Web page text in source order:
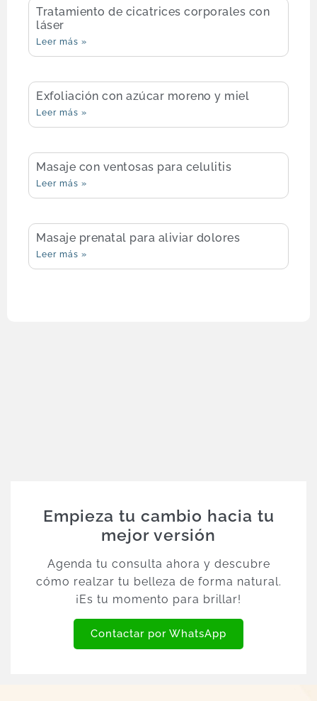
Tratamiento de cicatrices corporales con
láser
Leer más »
Exfoliación con azúcar moreno y miel
Leer más »
Masaje con ventosas para celulitis
Leer más »
Masaje prenatal para aliviar dolores
Leer más »
Empieza tu cambio hacia tu
mejor versión
Agenda tu consulta ahora y descubre
cómo realzar tu belleza de forma natural.
¡Es tu momento para brillar!
Contactar por WhatsApp